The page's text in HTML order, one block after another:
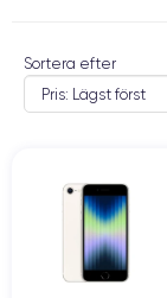
Sortera efter